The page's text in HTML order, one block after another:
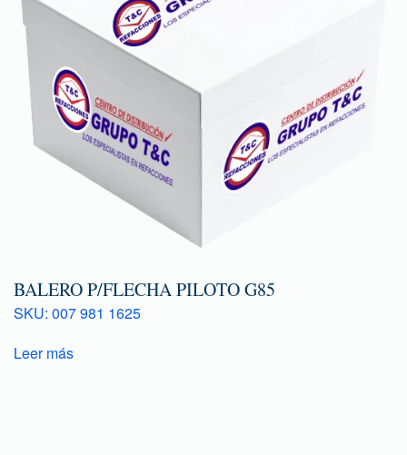
BALERO P/FLECHA PILOTO G85
SKU: 007 981 1625
Leer más